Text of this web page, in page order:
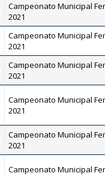
Campeonato Municipal
2021
Campeonato Municipal
2021
Campeonato Municipal
2021
Campeonato Municipal
2021
Campeonato Municipal
2021
Campeonato Municipal